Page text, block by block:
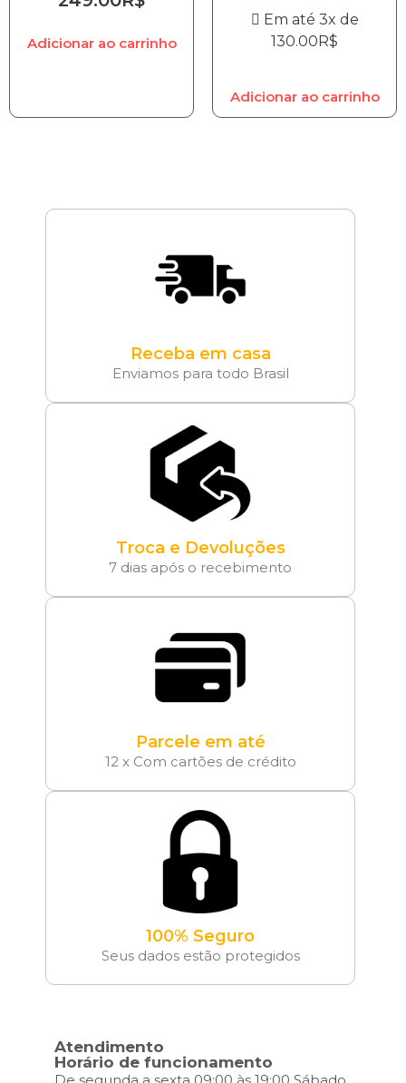
Adicionar ao carrinho
Em até 3x de
130.00R$
Adicionar ao carrinho
Receba em casa
Enviamos para todo Brasil
Troca e Devoluções
7 dias após o recebimento
Parcele em até
12 x Com cartões de crédito
100% Seguro
Seus dados estão protegidos
Atendimento
Horário de funcionamento